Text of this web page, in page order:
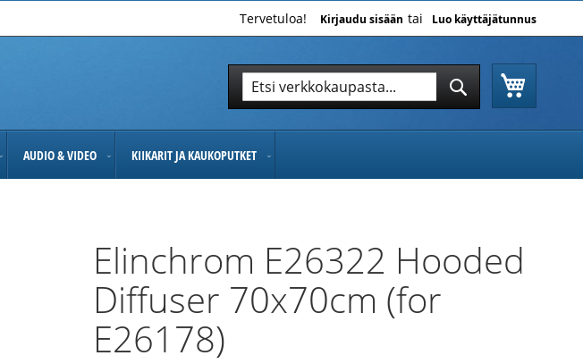
Tervetuloa! Kirjaudu sisään Luo käyttäjätunnus
Hae
AUDIO & VIDEO KIIKARIT JA KAUKOPUTKET
Elinchrom E26322 Hooded
Diffuser 70x70cm (for
E26178)